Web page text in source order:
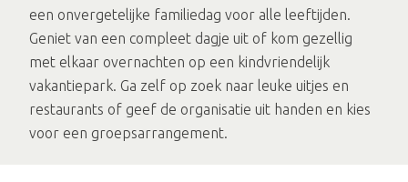
een onvergetelijke familiedag voor alle leeftijden.
Geniet van een compleet dagje uit of kom gezellig
met elkaar overnachten op een kindvriendelijk
vakantiepark. Ga zelf op zoek naar leuke uitjes en
restaurants of geef de organisatie uit handen en kies
voor een groepsarrangement.